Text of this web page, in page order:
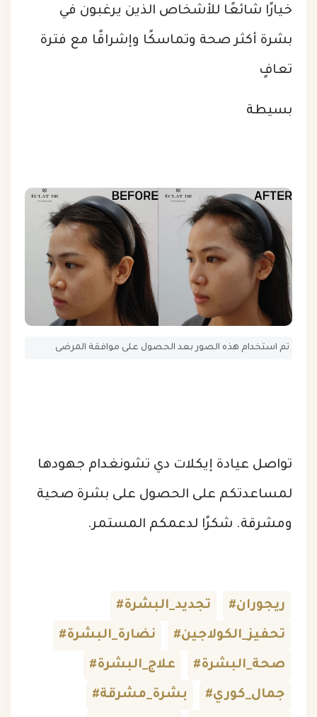
خيارًا شائعًا للأشخاص الذين يرغبون في
بشرة أكثر صحة وتماسكًا وإشراقًا مع فترة
تعافٍ
بسيطة
تم استخدام هذه الصور بعد الحصول على موافقة المرضى
تواصل عيادة إيكلات دي تشونغدام جهودها
لمساعدتكم على الحصول على بشرة صحية
ومشرقة. شكرًا لدعمكم المستمر.
#ريجوران #تجديد_البشرة
#تحفيز_الكولاجين #نضارة_البشرة
#صحة_البشرة #علاج_البشرة
#جمال_كوري #بشرة_مشرقة